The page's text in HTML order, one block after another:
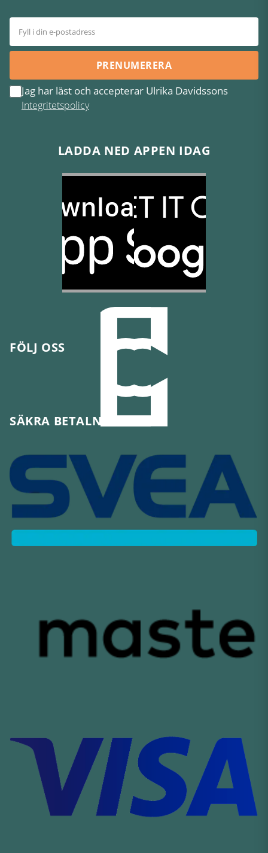
PRENUMERERA
Jag har läst och accepterar Ulrika Davidssons
Integritetspolicy
LADDA NED APPEN IDAG
FÖLJ OSS
SÄKRA BETALNINGAR